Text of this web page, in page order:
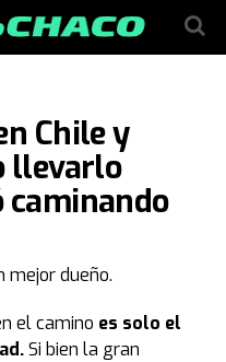
Chile y
llevarlo
caminando
mejor dueño.
el camino es solo el
Si bien la gran